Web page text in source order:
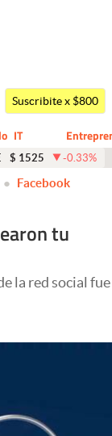
Suscribite x $800
IT
Business
$ 1525 -0.33%
Facebook
tu
la red social fue